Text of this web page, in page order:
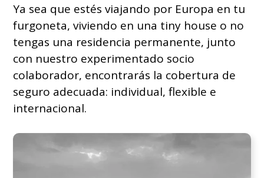
Ya sea que estés viajando por Europa en tu
furgoneta, viviendo en una tiny house o no
tengas una residencia permanente, junto
con nuestro experimentado socio
colaborador, encontrarás la cobertura de
seguro adecuada: individual, flexible e
internacional.